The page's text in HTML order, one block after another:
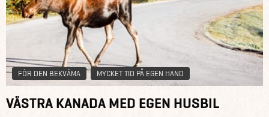
FÖR DEN BEKVÄMA MYCKET TID PÅ EGEN HAND
VÄSTRA KANADA MED EGEN HUSBIL